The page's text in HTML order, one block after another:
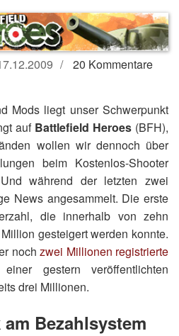
20 Kommentare
Mods liegt unser Schwerpunkt
auf Battlefield Heroes (BFH),
wollen wir dennoch über
beim Kostenlos-Shooter
während der letzten zwei
News angesammelt. Die erste
die innerhalb von zehn
gesteigert werden konnte.
nochzwei Millionen registrierte
gestern veröffentlichten
drei Millionen.
Bezahlsystem